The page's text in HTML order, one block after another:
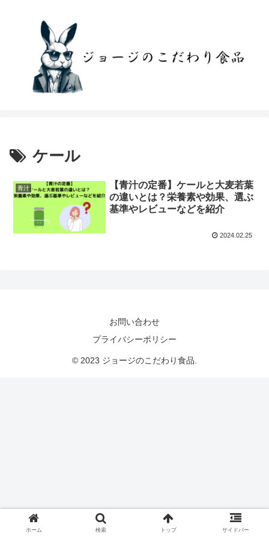
ケール
青汁
【青汁の定番】ケールと大麦若葉
の違いとは？栄養素や効果、選ぶ
基準やレビューなどを紹介
2024.02.25
お問い合わせ
プライバシーポリシー
© 2023 ジョージのこだわり食品.
ホーム 検索 トップ サイドバー